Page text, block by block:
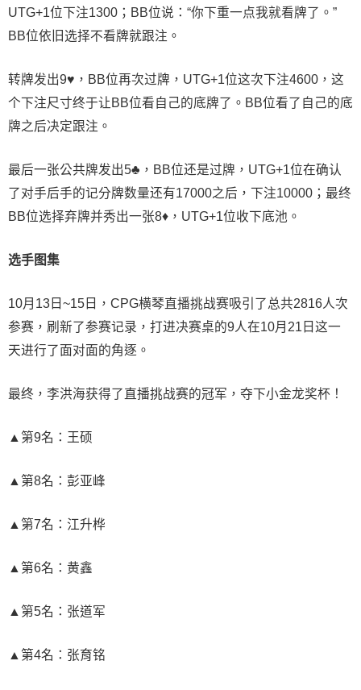
UTG+1位下注1300；BB位说：“你下重一点我就看牌了。”
BB位依旧选择不看牌就跟注。
转牌发出9♥，BB位再次过牌，UTG+1位这次下注4600，这
个下注尺寸终于让BB位看自己的底牌了。BB位看了自己的底
牌之后决定跟注。
最后一张公共牌发出5♣，BB位还是过牌，UTG+1位在确认
了对手后手的记分牌数量还有17000之后，下注10000；最终
BB位选择弃牌并秀出一张8♦，UTG+1位收下底池。
选手图集
10月13日~15日，CPG横琴直播挑战赛吸引了总共2816人次
参赛，刷新了参赛记录，打进决赛桌的9人在10月21日这一
天进行了面对面的角逐。
最终，李洪海获得了直播挑战赛的冠军，夺下小金龙奖杯！
▲第9名：王硕
▲第8名：彭亚峰
▲第7名：江升桦
▲第6名：黄鑫
▲第5名：张道军
▲第4名：张育铭